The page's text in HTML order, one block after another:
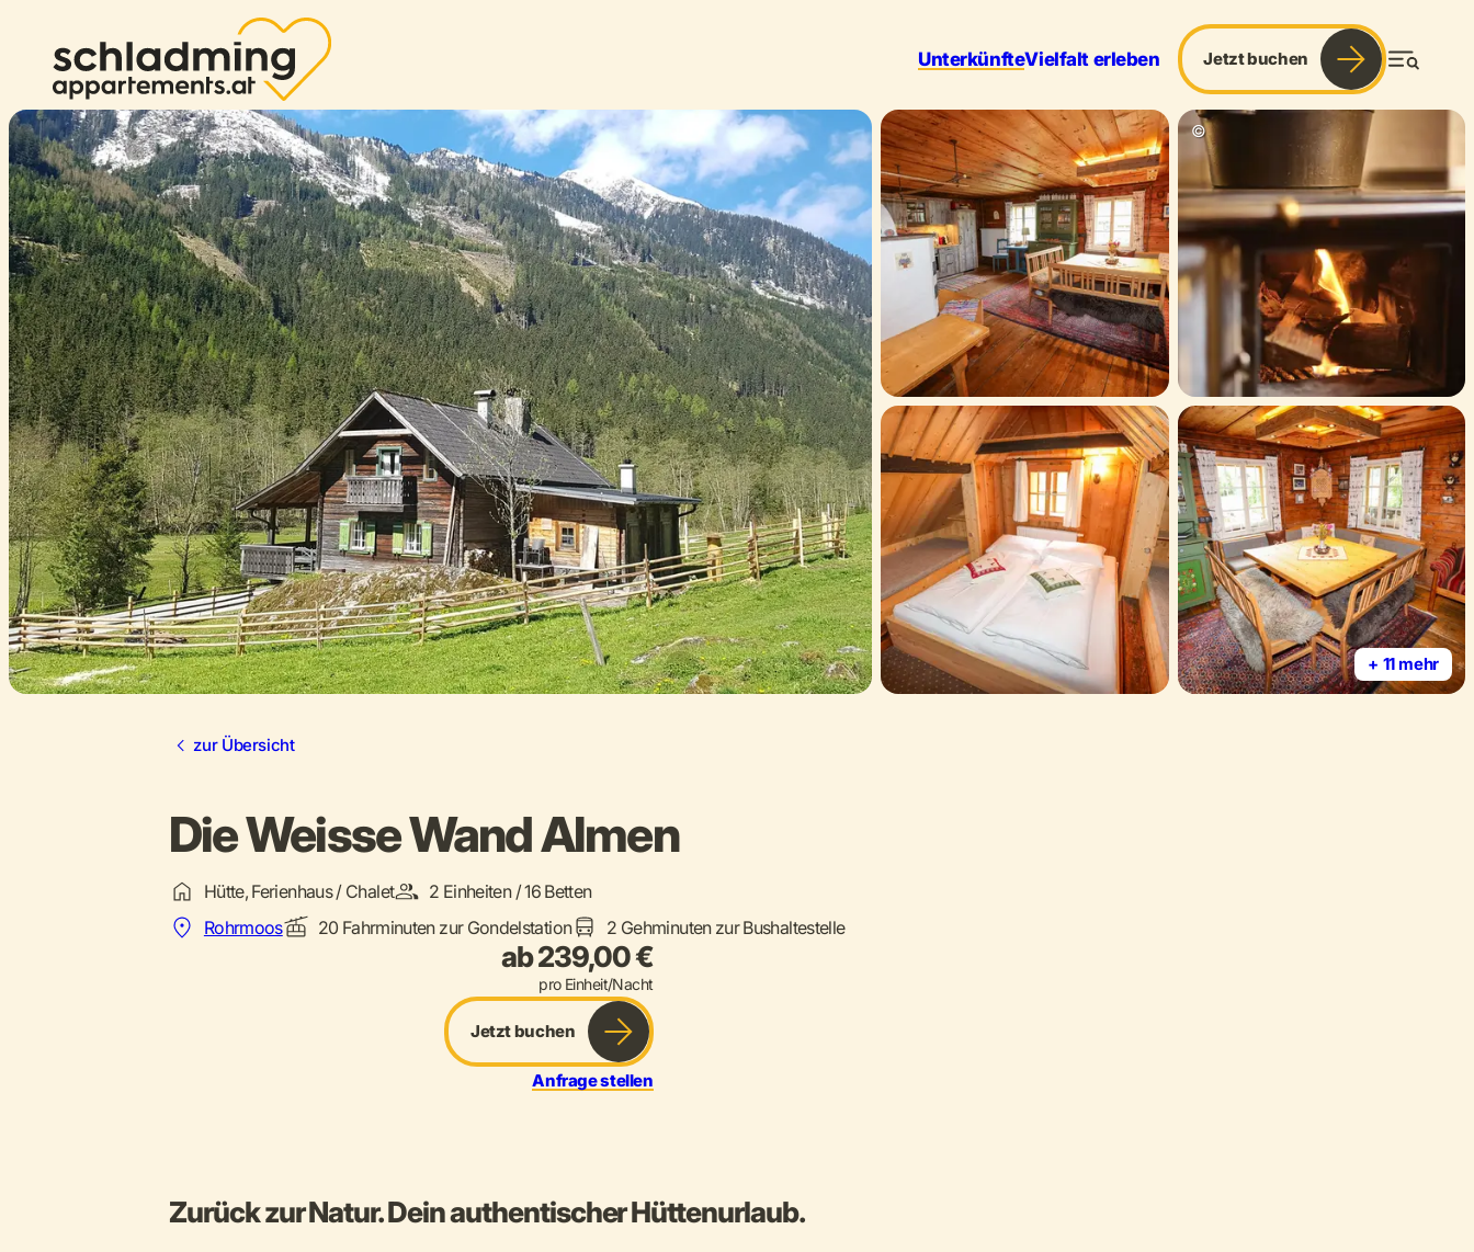
UnterkünfteVielfalt erleben
Jetzt buchen Menü
©
+ 11 mehr
zur Übersicht
Die Weisse Wand Almen
Hütte, Ferienhaus / Chalet
2 Einheiten / 16 Betten
Rohrmoos
20 Fahrminuten zur Gondelstation 2 Gehminuten zur Bushaltestelle
ab 239,00 €
pro Einheit/Nacht
Jetzt buchen
Anfrage stellen
Zurück zur Natur. Dein authentischer Hüttenurlaub.